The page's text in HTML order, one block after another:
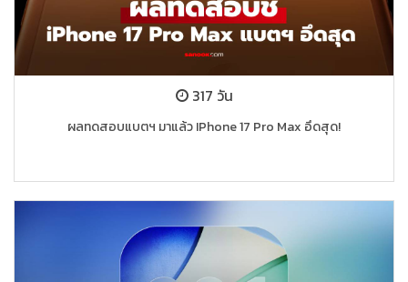
317 วัน
ผลทดสอบแบตฯ มาแล้ว IPhone 17 Pro Max อึดสุด!